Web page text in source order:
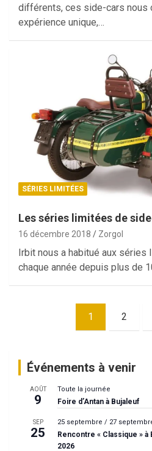
différents, ces side-cars nous
expérience unique,…
SÉRIES LIMITÉES
Les séries limitées de
16 décembre 2018 Zorgol
Irbit nous a habitué aux
chaque année depuis plus de
Pagination
publications
1 2
Événements à venir
AOÛT
9
Toute la journée
Foire d’Antan à Bujaleuf
SEP
25
25 septembre / 27
Rencontre « Classique »
2026